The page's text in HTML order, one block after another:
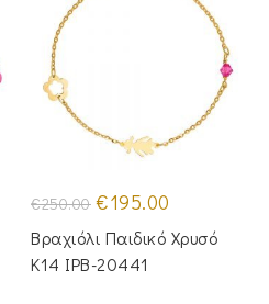
€250.00 Original
price
was:
€250.00.
€195.00
τιμή
είναι:
Βραχιόλι Παιδικό Χρυσό
Κ14 IPB-20441